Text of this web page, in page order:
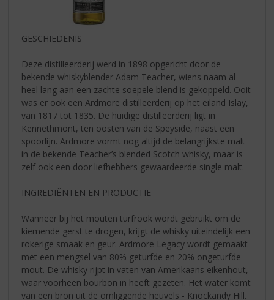
GESCHIEDENIS
Deze distilleerderij werd in 1898 opgericht door de
bekende whiskyblender Adam Teacher, wiens naam al
heel lang aan een zachte soepele blend is gekoppeld. Ooit
was er ook een Ardmore distilleerderij op het eiland Islay,
van 1817 tot 1835. De huidige distilleerderij ligt in
Kennethmont, ten oosten van de Speyside, naast een
spoorlijn. Ardmore vormt nog altijd de belangrijkste malt
in de bekende Teacher’s blended Scotch whisky, maar is
zelf ook een door liefhebbers gewaardeerde single malt.
INGREDIËNTEN EN PRODUCTIE
Wanneer bij het mouten turfrook wordt gebruikt om de
kiemende gerst te drogen, krijgt de whisky uiteindelijk een
rokerige smaak en geur. Ardmore Legacy wordt gemaakt
met een mengsel van 80% geturfde en 20% ongeturfde
mout. De whisky rijpt in vaten van Amerikaans eikenhout,
waar voorheen bourbon in heeft gezeten. Het water komt
van een bron uit de omliggende heuvels - Knockandy Hill.